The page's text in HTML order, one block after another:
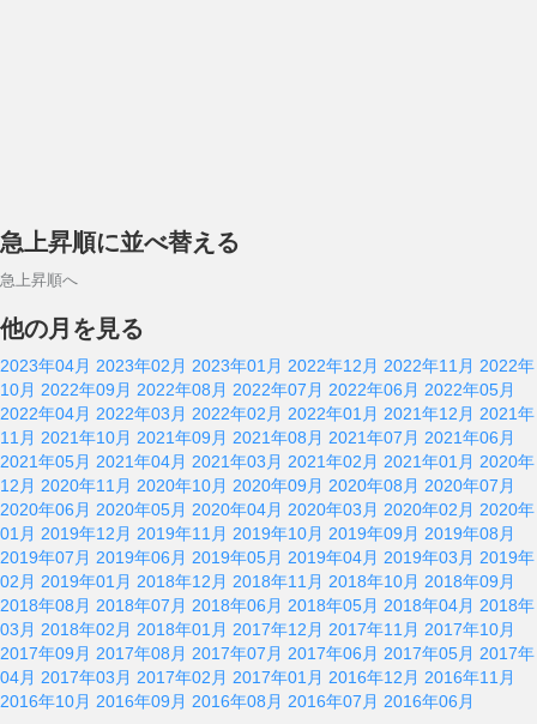
急上昇順に並べ替える
急上昇順へ
他の月を見る
2023年04月 2023年02月 2023年01月 2022年12月 2022年11月 2022年
10月 2022年09月 2022年08月 2022年07月 2022年06月 2022年05月
2022年04月 2022年03月 2022年02月 2022年01月 2021年12月 2021年
11月 2021年10月 2021年09月 2021年08月 2021年07月 2021年06月
2021年05月 2021年04月 2021年03月 2021年02月 2021年01月 2020年
12月 2020年11月 2020年10月 2020年09月 2020年08月 2020年07月
2020年06月 2020年05月 2020年04月 2020年03月 2020年02月 2020年
01月 2019年12月 2019年11月 2019年10月 2019年09月 2019年08月
2019年07月 2019年06月 2019年05月 2019年04月 2019年03月 2019年
02月 2019年01月 2018年12月 2018年11月 2018年10月 2018年09月
2018年08月 2018年07月 2018年06月 2018年05月 2018年04月 2018年
03月 2018年02月 2018年01月 2017年12月 2017年11月 2017年10月
2017年09月 2017年08月 2017年07月 2017年06月 2017年05月 2017年
04月 2017年03月 2017年02月 2017年01月 2016年12月 2016年11月
2016年10月 2016年09月 2016年08月 2016年07月 2016年06月